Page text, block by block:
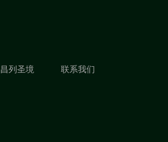
昌列圣境 联系我们